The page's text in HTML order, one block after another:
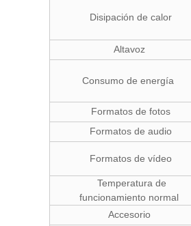
Disipación de calor
Altavoz
Consumo de energía
Formatos de fotos
Formatos de audio
Formatos de vídeo
Temperatura de
funcionamiento normal
Accesorio